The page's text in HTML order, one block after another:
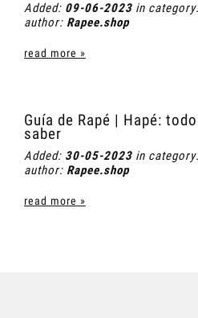
Added: 09-06-2023 in
author: Rapee.shop
read more »
Guía de Rapé | Hapé:
saber
Added: 30-05-2023 in
author: Rapee.shop
read more »